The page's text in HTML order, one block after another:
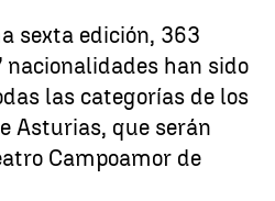
sexta edición, 363
han sido
las categorías de los
Asturias, que serán
Campoamor de